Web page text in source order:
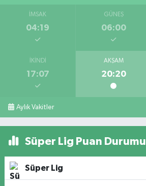
İMSAK
04:19
GÜNEŞ
06:00
İKINDI
17:07
AKŞAM
20:20
Aylık Vakitler
Süper Lig Puan Durumu
Süper Lig